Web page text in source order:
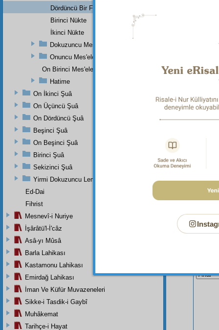
sefahet
bulur.
Dördüncü Bir Faydası Ki, İnsanın Hayat-ı İçtimaiyesine
Birinci Nükte
İkinci Nükte
Dokuzuncu Mesele
Onuncu Mes'ele
On Birinci Mes'ele
Hatime
On İkinci Şuâ
On Üçüncü Şuâ
On Dördüncü Şuâ
Beşinci Şuâ
On Beşinci Şuâ
Birinci Şuâ
Sekizinci Şuâ
Yirmi Dokuzuncu Lem'adan İkinci Bab
Ed-Dai
Fihrist
Mesnevî-i Nuriye
İşârâtü'l-İ'câz
Asâ-yı Mûsâ
Barla Lahikası
Kastamonu Lahikası
Emirdağ Lahikası
İman Ve Küfür Muvazeneleri
Sikke-i Tasdik-i Gaybî
Muhâkemat
Tarihçe-i Hayat